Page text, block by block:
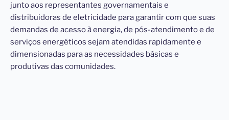
junto aos representantes governamentais e
distribuidoras de eletricidade para garantir com que suas
demandas de acesso à energia, de pós-atendimento e de
serviços energéticos sejam atendidas rapidamente e
dimensionadas para as necessidades básicas e
produtivas das comunidades.